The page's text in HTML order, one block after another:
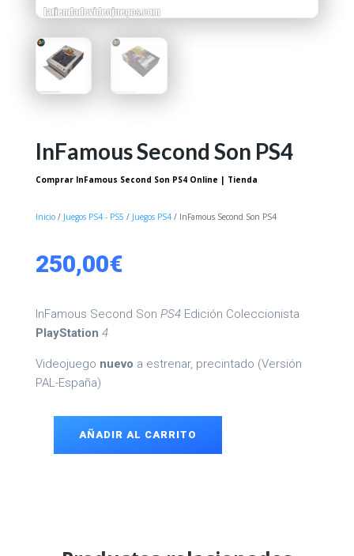
InFamous Second Son PS4
Comprar InFamous Second Son PS4 Online | Tienda
Inicio/ Juegos PS4 - PS5 / Juegos PS4/ InFamous Second Son PS4
250,00€
InFamous Second Son PS4Edición Coleccionista
PlayStation 4
Videojuego nuevo a estrenar, precintado (Versión
PAL-España)
Second
AÑADIR AL CARRITO